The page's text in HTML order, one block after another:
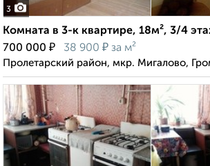
3
Комната в 3-к квартире, 18м², 3/4
700 000 ₽ 38 900 ₽ за м²
Пролетарский район, мкр. Мигалово,